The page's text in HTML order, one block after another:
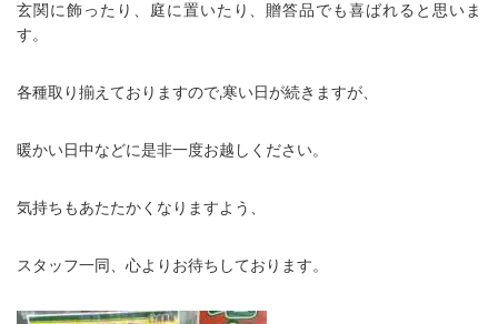
玄関に飾ったり、庭に置いたり、贈答品でも喜ばれると思いま
す。
各種取り揃えておりますので,寒い日が続きますが、
暖かい日中などに是非一度お越しください。
気持ちもあたたかくなりますよう、
スタッフ一同、心よりお待ちしております。